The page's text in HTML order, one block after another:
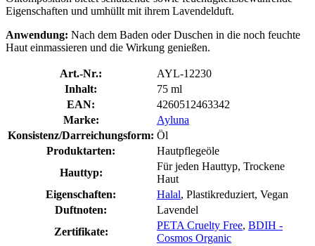
Eigenschaften und umhüllt mit ihrem Lavendelduft.
Anwendung: Nach dem Baden oder Duschen in die noch feuchte
Haut einmassieren und die Wirkung genießen.
Art.-Nr.:
AYL-12230
Inhalt:
75 ml
EAN:
4260512463342
Marke:
Ayluna
Konsistenz/Darreichungsform: Öl
Produktarten:
Hautpflegeöle
Hauttyp:
Für jeden Hauttyp, Trockene
Haut
Eigenschaften:
Halal, Plastikreduziert, Vegan
Duftnoten:
Lavendel
Zertifikate:
PETA Cruelty Free, BDIH -
Cosmos Organic